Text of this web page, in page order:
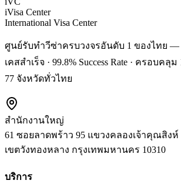
iVisa Center
International Visa Center
ศูนย์รับทำวีซ่าครบวงจรอันดับ 1 ของไทย —
เคสสำเร็จ · 99.8% Success Rate · ครอบคลุ
77 จังหวัดทั่วไทย
สำนักงานใหญ่
61 ซอยลาดพร้าว 95 แขวงคลองเจ้าคุณสิงห์
เขตวังทองหลาง กรุงเทพมหานคร 10310
บริการ